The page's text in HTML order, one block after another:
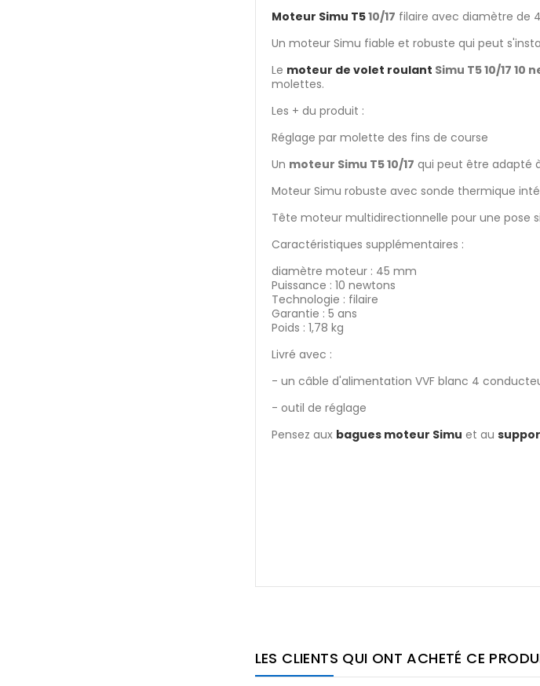
Moteur Simu T510/17 filaire avec diamètre de
Un moteur Simu fiable et robuste qui peut
Le moteur de volet roulant Simu T5 10/17 10
molettes.
Les + du produit :
Réglage par molette des fins de course
Un moteur Simu T5 10/17 qui peut être adapté
Moteur Simu robuste avec sonde thermique
Tête moteur multidirectionnelle pour une pose
Caractéristiques supplémentaires :
diamètre moteur : 45 mm
Puissance : 10 newtons
Technologie : filaire
Garantie : 5 ans
Poids : 1,78 kg
Livré avec :
- un câble d'alimentation VVF blanc 4
- outil de réglage
Pensez aux bagues moteur Simu et au
LES CLIENTS QUI ONT ACHETÉ CE